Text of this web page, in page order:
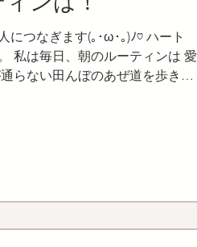
につなぎます(｡･ω･｡)ﾉ♡ ハート
私は毎日、朝のルーティンは 愛
らない田んぼのあぜ道を歩きま